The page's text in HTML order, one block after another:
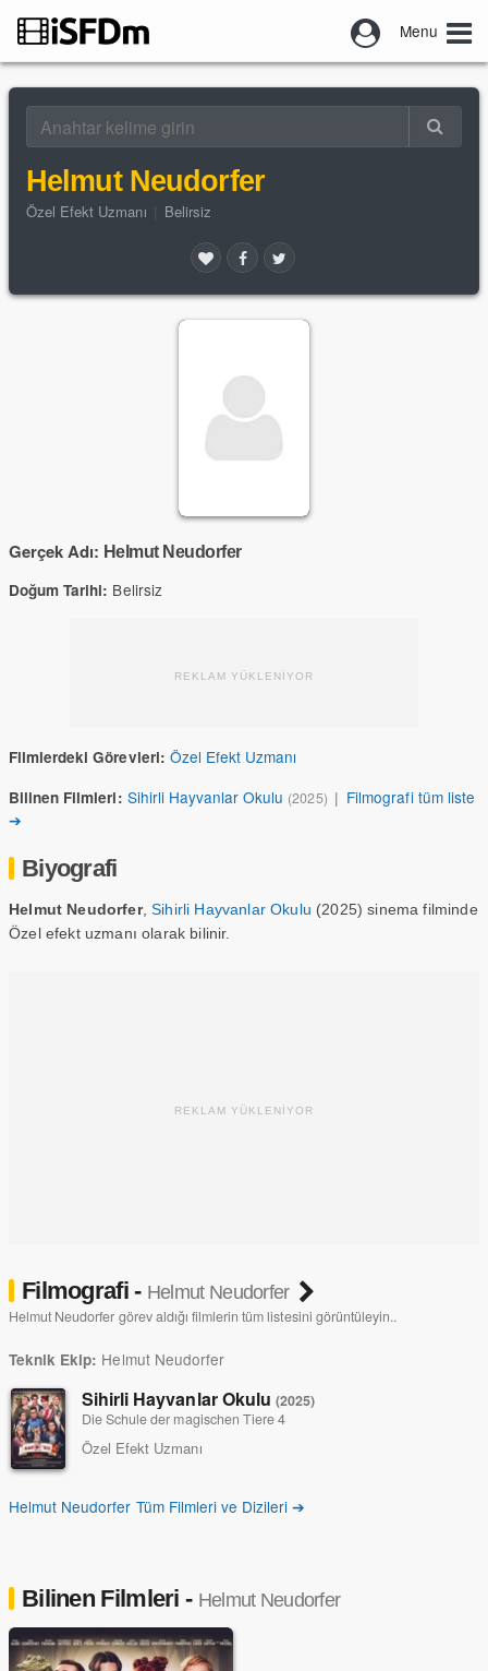
Menu
Helmut Neudorfer
Özel Efekt Uzmanı Belirsiz
Gerçek Adı: Helmut Neudorfer
Doğum Tarihi: Belirsiz
REKLAM YÜKLENİYOR
Filmlerdeki Görevleri: Özel Efekt Uzmanı
Bilinen Filmleri: Sihirli Hayvanlar Okulu (2025) | Filmografi tüm liste
➔
Biyografi
Helmut Neudorfer,Sihirli Hayvanlar Okulu (2025) sinema filminde
Özel efekt uzmanı olarak bilinir.
REKLAM YÜKLENİYOR
Filmografi - Helmut Neudorfer
Helmut Neudorfer görev aldığı filmlerin tüm listesini görüntüleyin..
Teknik Ekip: Helmut Neudorfer
Sihirli Hayvanlar Okulu (2025)
Die Schule der magischen Tiere 4
Özel Efekt Uzmanı
Helmut Neudorfer Tüm Filmleri ve Dizileri ➔
Bilinen Filmleri - Helmut Neudorfer